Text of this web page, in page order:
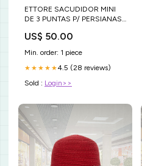
ETTORE SACUDIDOR MINI
DE 3 PUNTAS P/ PERSIANAS
SECDEAIRE
US$ 50.00
Min. order: 1 piece
★★★★★4.5 (28 reviews)
Sold : Login>>